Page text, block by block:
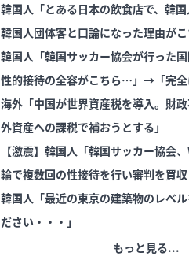
韓国人「とある日本の飲食店で、韓
韓国人団体客と口論になった理由が
ら・・・」
韓国人「韓国サッカー協会が行った
性的接待の全容がこちら…」→「完全
てる…（ﾌﾞﾙﾌﾞﾙ」＝韓国の反応
海外「中国が世界資産税を導入。財
外資産への課税で補おうとする」
【激震】韓国人「韓国サッカー協会
輪で複数回の性接待を行い審判を買収
ことが発覚…（ﾌﾞﾙﾌﾞﾙ」＝韓国の反応
韓国人「最近の東京の建築物のレベル
ださい・・・」
もっと見る...